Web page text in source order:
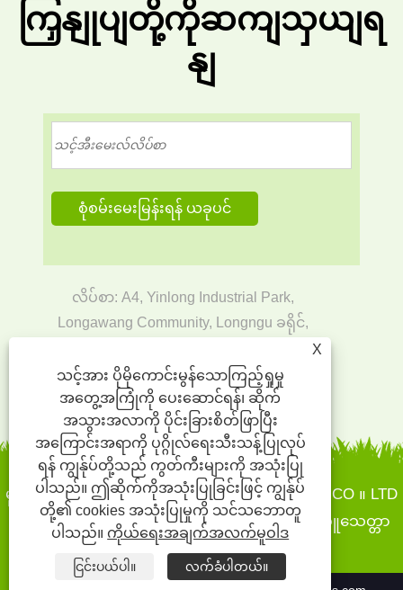
ကြှနျုပျတို့ကိုဆကျသှယျရ
နျ
လိပ်စာ: A4, Yinlong Industrial Park,
Longawang Community, Longngu ခရိုင်,
အီးမေးလ်:rain@sinst-boxes.com
Tel:+86-18300004380
မူပိုင်ခွင့်© 2022 Sinst Printing နှင့်ထုပ်ပိုးထားသော CO ။ LTD
- စက္ကူသေတ္တာများ, လက်ဆောင်သေတ္တာများ, စက္ကူသေတ္တာ
များ,
X
သင့်အား ပိုမိုကောင်းမွန်သောကြည့်ရှုမှု
အတွေ့အကြုံကို ပေးဆောင်ရန်၊ ဆိုက်
အသွားအလာကို ပိုင်းခြားစိတ်ဖြာပြီး
အကြောင်းအရာကို ပုဂ္ဂိုလ်ရေးသီးသန့်ပြုလုပ်
ရန် ကျွန်ုပ်တို့သည် ကွတ်ကီးများကို အသုံးပြု
ပါသည်။ ဤဆိုက်ကိုအသုံးပြုခြင်းဖြင့် ကျွန်ုပ်
တို့၏ cookies အသုံးပြုမှုကို သင်သဘောတူ
ပါသည်။ ကိုယ်ရေးအချက်အလက်မူဝါဒ
ငြင်းပယ်ပါ။
လက်ခံပါတယ်။